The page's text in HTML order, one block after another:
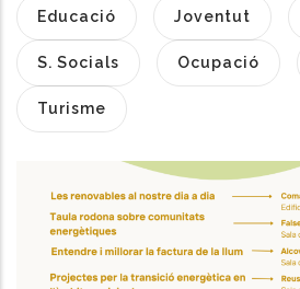
Educació Joventut
S. Socials Ocupació
Turisme
Jornada “Les
Nostre Dia A Dia” A